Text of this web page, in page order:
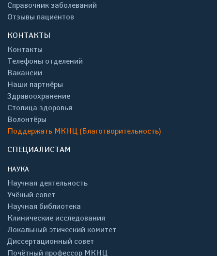
Справочник заболеваний
Отзывы пациентов
КОНТАКТЫ
Контакты
Телефоны отделений
Вакансии
Наши партнёры
Здравоохранение
Столица здоровья
Волонтёры
Поддержать МКНЦ (Благотворительность)
СПЕЦИАЛИСТАМ
НАУКА
Научная деятельность
Учёный совет
Научная библиотека
Клинические исследования
Локальный этический комитет
Диссертационный совет
Почётный профессор МКНЦ